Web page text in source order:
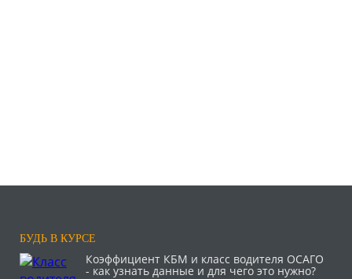
БУДЬ В КУРСЕ
Коэффициент КБМ и класс водителя ОСАГО
- как узнать данные и для чего это нужно?